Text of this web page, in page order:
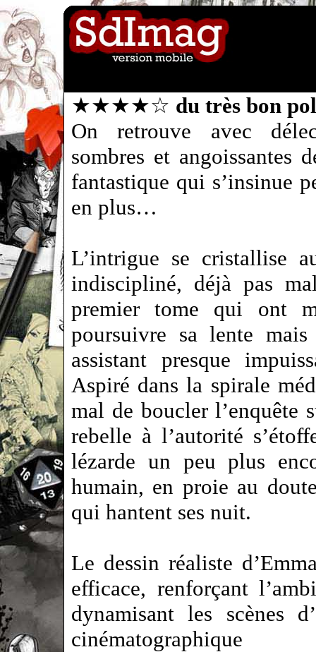
★★★★☆ du très bon
On retrouve avec
sombres et angoissantes
fantastique qui s’insinue
en plus…
L’intrigue se cristallise
indiscipliné, déjà pas
premier tome qui ont
poursuivre sa lente
assistant presque
Aspiré dans la spirale
mal de boucler l’enquête
rebelle à l’autorité
lézarde un peu plus
humain, en proie au
qui hantent ses nuit.
Le dessin réaliste
efficace, renforçant
dynamisant les scènes
cinématographique